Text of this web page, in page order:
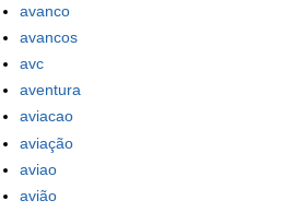
avanco
avancos
avc
aventura
aviacao
aviação
aviao
avião